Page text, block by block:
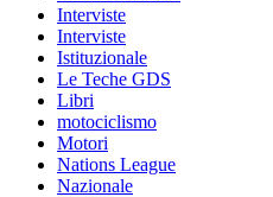
Interviste
Interviste
Istituzionale
Le Teche GDS
Libri
motociclismo
Motori
Nations League
Nazionale